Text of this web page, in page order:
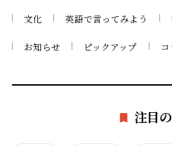
文化 英語で言ってみよう
お知らせ ピックアップ
注目